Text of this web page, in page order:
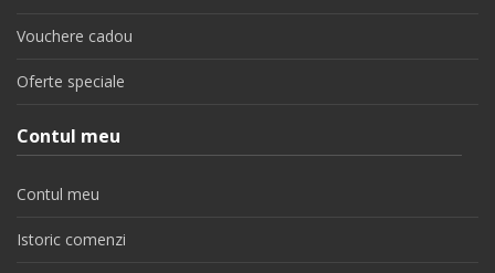
Vouchere cadou
Oferte speciale
Contul meu
Contul meu
Istoric comenzi